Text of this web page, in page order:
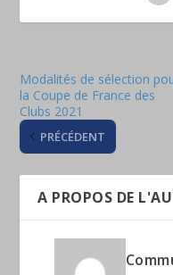
Modalités de sélection
la Coupe de France des
Clubs 2021
PRÉCÉDENT
A PROPOS DE